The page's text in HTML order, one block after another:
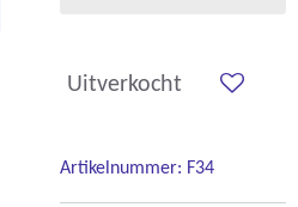
Uitverkocht
Artikelnummer: F34